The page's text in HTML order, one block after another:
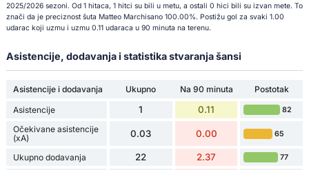
2025/2026 sezoni. Od 1 hitaca, 1 hitci su bili u metu, a ostali 0 hici bili su izvan mete. To
znači da je preciznost šuta Matteo Marchisano 100.00%. Postižu gol za svaki 1.00
udarac koji uzmu i uzmu 0.11 udaraca u 90 minuta na terenu.
Asistencije, dodavanja i statistika stvaranja šansi
Asistencije i dodavanja Ukupno Na 90 minuta
Postotak
Asistencije
1 0.11 82
Očekivane asistencije
(xA)
0.03 0.00 65
Ukupno dodavanja 22 2.37 77